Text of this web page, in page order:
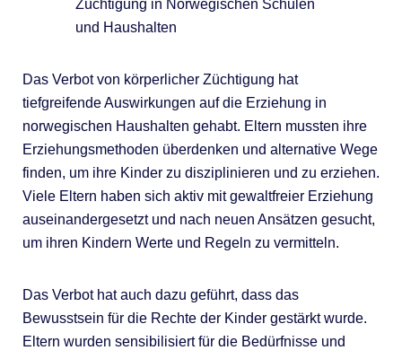
Das Verbot von körperlicher Züchtigung hat
tiefgreifende Auswirkungen auf die Erziehung in
norwegischen Haushalten gehabt. Eltern mussten ihre
Erziehungsmethoden überdenken und alternative Wege
finden, um ihre Kinder zu disziplinieren und zu erziehen.
Viele Eltern haben sich aktiv mit gewaltfreier Erziehung
auseinandergesetzt und nach neuen Ansätzen gesucht,
um ihren Kindern Werte und Regeln zu vermitteln.
Das Verbot hat auch dazu geführt, dass das
Bewusstsein für die Rechte der Kinder gestärkt wurde.
Eltern wurden sensibilisiert für die Bedürfnisse und